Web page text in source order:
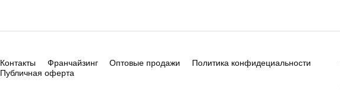
Контакты Франчайзинг Оптовые продажи
Политика конфидециальности
Публичная оферта